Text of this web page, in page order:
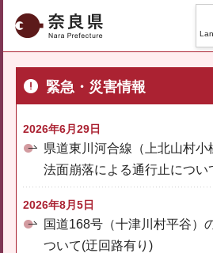
奈良県
緊急・災害情報
2026年6月29日
県道東川河合線（上北山村
法面崩落による通行止につい
2026年8月5日
国道168号（十津川村平谷）
ついて(迂回路有り)